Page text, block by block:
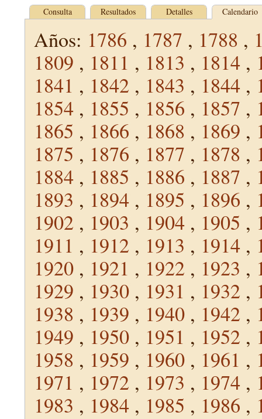
Consulta Resultados Detalles Calendario
Años: 1786 , 1787 , 1788 ,
1809 , 1811 , 1813 , 1814 ,
1841 , 1842 , 1843 , 1844 ,
1854 , 1855 , 1856 , 1857 ,
1865 , 1866 , 1868 , 1869 ,
1875 , 1876 , 1877 , 1878 ,
1884 , 1885 , 1886 , 1887 ,
1893 , 1894 , 1895 , 1896 ,
1902 , 1903 , 1904 , 1905 ,
1911 , 1912 , 1913 , 1914 ,
1920 , 1921 , 1922 , 1923 ,
1929 , 1930 , 1931 , 1932 ,
1938 , 1939 , 1940 , 1942 ,
1949 , 1950 , 1951 , 1952 ,
1958 , 1959 , 1960 , 1961 ,
1971 , 1972 , 1973 , 1974 ,
1983 , 1984 , 1985 , 1986 ,